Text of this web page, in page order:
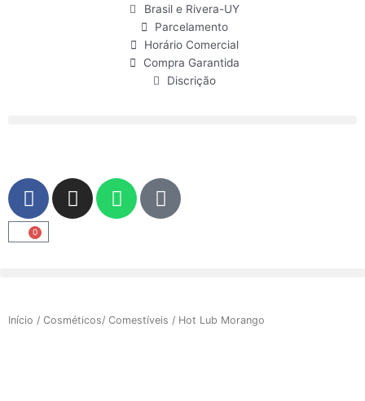
Brasil e Rivera-UY
Parcelamento
Horário Comercial
Compra Garantida
Discrição
F
a
c
e
o
k
I
n
r
a
W
h
p
U
s
0
Carrinho
Início / Cosméticos/ Comestíveis / Hot Lub Morango